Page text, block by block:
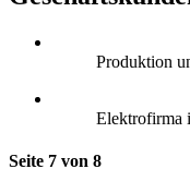
Produktion
Elektrofirma
Seite 7 von 8